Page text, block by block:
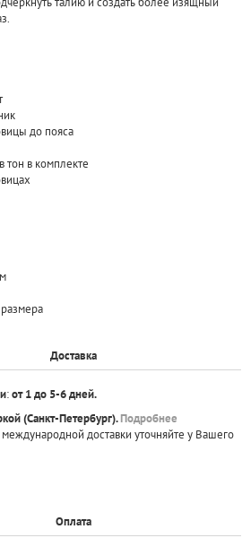
до пояса
тон в комплекте
Доставка
:от 1 до 5-6 дней.
(Санкт-Петербург).Подробнее
доставки уточняйте у Вашего
Оплата